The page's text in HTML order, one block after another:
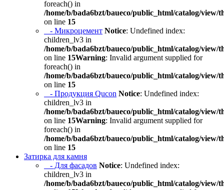
foreach() in
/home/b/bada6bzt/baueco/public_html/catalog/view/
on line 15
- Микроцемент Notice: Undefined index:
children_lv3 in
/home/b/bada6bzt/baueco/public_html/catalog/view/
on line 15Warning: Invalid argument supplied for
foreach() in
/home/b/bada6bzt/baueco/public_html/catalog/view/
on line 15
- Продукция Qucon Notice: Undefined index:
children_lv3 in
/home/b/bada6bzt/baueco/public_html/catalog/view/
on line 15Warning: Invalid argument supplied for
foreach() in
/home/b/bada6bzt/baueco/public_html/catalog/view/
on line 15
Затирка для камня
- Для фасадов Notice: Undefined index:
children_lv3 in
/home/b/bada6bzt/baueco/public_html/catalog/view/